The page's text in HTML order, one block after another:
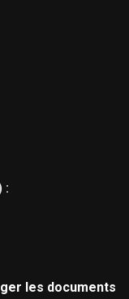
:
les documents